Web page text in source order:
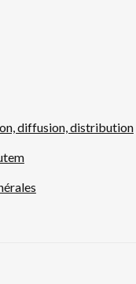
diffusion, distribution